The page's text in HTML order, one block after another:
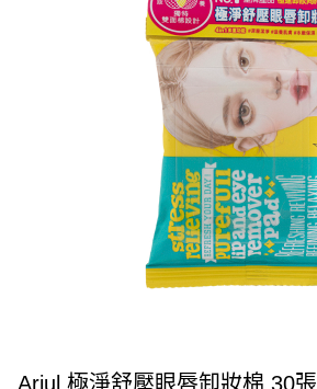
Ariul 極淨舒壓眼唇卸妝棉 30張